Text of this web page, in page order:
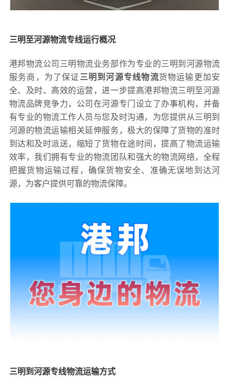
三明至河源物流专线运行概况
港邦物流公司三明物流业务部作为专业的三明到河源物流
服务商，为了保证 三明到河源专线物流货物运输更加安
全、及时、高效的运营，进一步提高港邦物流三明至河源
物流品牌竞争力，公司在河源专门设立了办事机构，并备
有专业的物流工作人员与您及时沟通，为您提供从三明到
河源的物流运输相关延伸服务，极大的保障了货物的准时
到达和及时派送，缩短了货物在途时间，提高了物流运输
效率，我们拥有专业的物流团队和强大的物流网络，全程
把握货物运输过程，确保货物安全、准确无误地到达河
源，为客户提供可靠的物流保障。
三明到河源专线物流运输方式